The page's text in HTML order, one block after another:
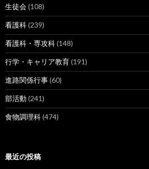
生徒会(108)
看護科(239)
看護科・専攻科(148)
行学・キャリア教育(191)
進路関係行事(60)
部活動 (241)
食物調理科(474)
最近の投稿